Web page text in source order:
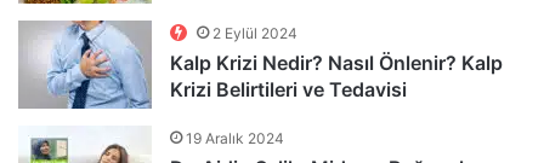
2 Eylül 2024
Kalp Krizi Nedir? Nasıl Önlenir? Kalp
Krizi Belirtileri ve Tedavisi
19 Aralık 2024